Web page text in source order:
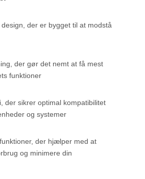
der er bygget til at modstå
der gør det nemt at få mest
funktioner
der sikrer optimal kompatibilitet
og systemer
der hjælper med at
og minimere din